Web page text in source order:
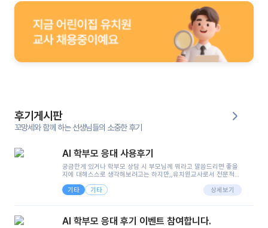
후기게시판
꼬망세와 함께 하는 선생님들의 소중한 후기
AI 학부모 응대 사용후기
궁금한게 있거나 학부모 상담 시 부모님께 뭐라고 말씀드리면 좋을
지에 대해스스로 생각해보려고는 하지만,,유치원교사로서 전문적인
려니 어려울때가...^^(저만 그런거 아니죠 ㅜㅜ)꼬망봇의 장점은 지
피티나 제미나이는 몇세이고 여자인지 남자인지 등그래도 좀 기본
정보를 제공하면서 물어봐야할 때가 있어그때마다 정보를 입력하는
으셔서 고민이 됐는데ai 학부모 응대를 써볼 수 있어서 좋았어요!앞
기타 기타 상세보기
AI 학부모 응대 후기 이벤트 참여합니다.